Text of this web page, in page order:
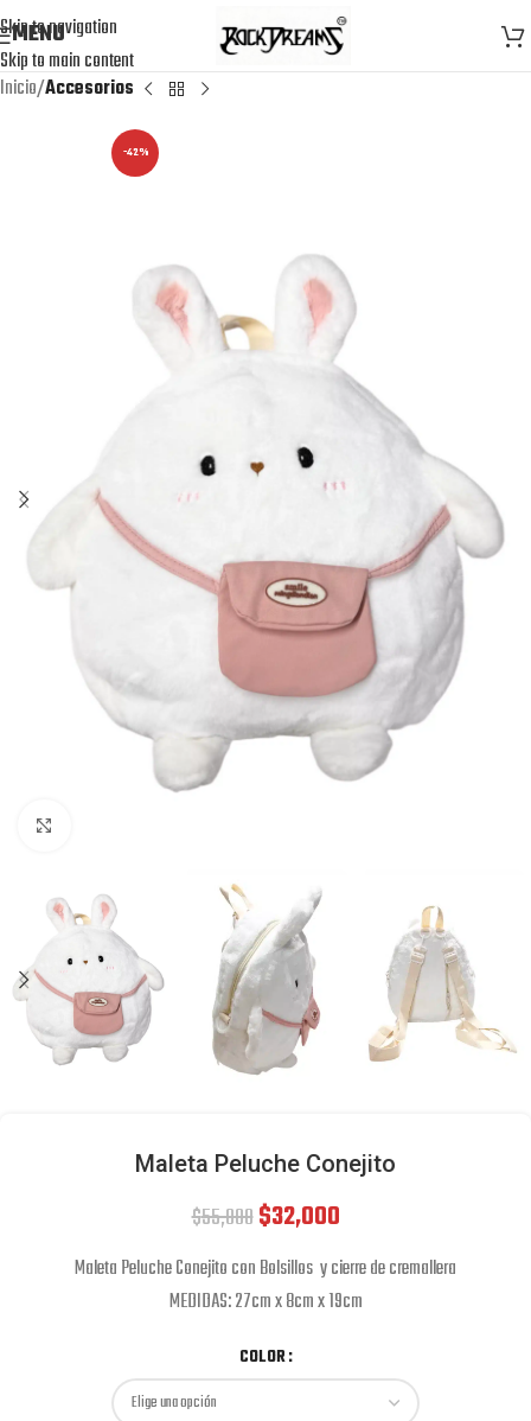
Skip to navigation
Skip to main content
MENU
Inicio Accesorios
-42%
Maleta Peluche Conejito
$55,000$32,000
Maleta Peluche Conejito con Bolsillos y cierre de cremallera
MEDIDAS: 27cm x 8cm x 19cm
COLOR